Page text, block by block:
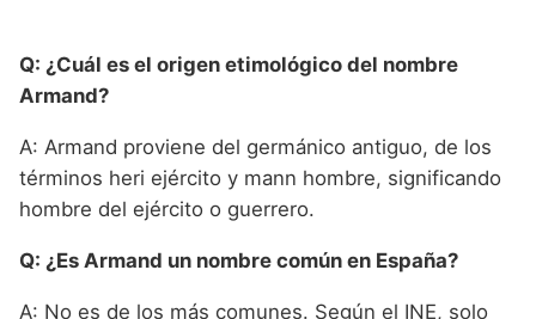
Q: ¿Cuál es el origen etimológico del nombre
Armand?
A: Armand proviene del germánico antiguo, de los
términos heri ejército y mann hombre, significando
hombre del ejército o guerrero.
Q: ¿Es Armand un nombre común en España?
A: No es de los más comunes. Según el INE, solo